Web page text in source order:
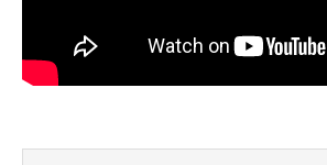
иногда нет, это всегда